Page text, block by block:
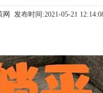
发布时间:2021-05-21